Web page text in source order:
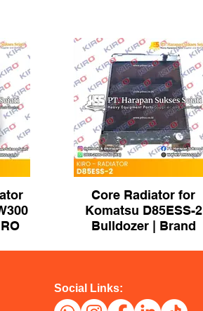
Core Radiator for
Komatsu D85ESS-2
Bulldozer | Brand
Social Links: